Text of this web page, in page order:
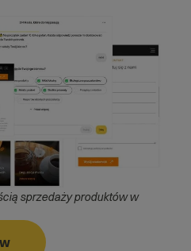
sprzedaży produktów w